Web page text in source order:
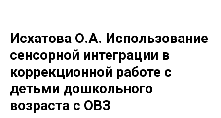
Исхатова О.А. Использование
сенсорной интеграции в
коррекционной работе с
детьми дошкольного
возраста с ОВЗ